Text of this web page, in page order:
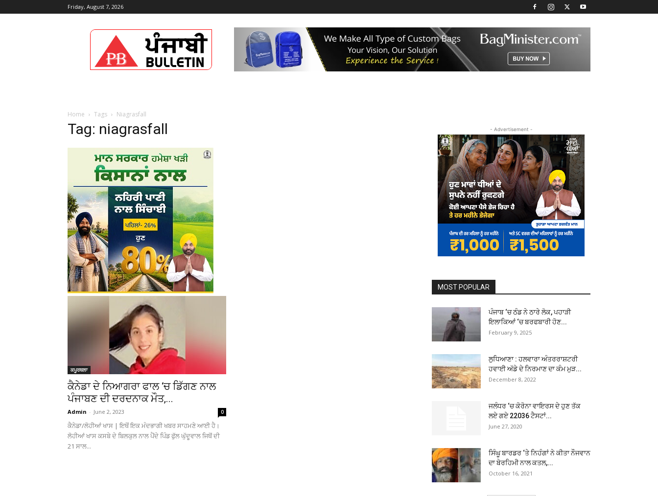
Friday, August 7, 2026
Punjabi
Bulletin
Home Tags Niagrasfall
Tag: niagrasfall
ਕਪੂਰਥਲਾ
ਕੈਨੇਡਾ ਦੇ ਨਿਆਗਰਾ ਫਾਲ ‘ਚ ਡਿੱਗਣ ਨਾਲ
ਪੰਜਾਬਣ ਦੀ ਦਰਦਨਾਕ ਮੌਤ,...
Admin - June 2, 2023 0
ਕੈਨੇਡਾ/ਲੋਹੀਆਂ ਖਾਸ | ਇਥੋਂ ਇਕ ਮੰਦਭਾਗੀ ਖਬਰ ਸਾਹਮਣੇ ਆਈ ਹੈ।
ਲੋਹੀਆਂ ਖਾਸ ਕਸਬੇ ਦੇ ਬਿਲਕੁਲ ਨਾਲ ਪੈਂਦੇ ਪਿੰਡ ਫੁੱਲ ਘੁੱਦੂਵਾਲ ਜਿਥੋਂ ਦੀ
21 ਸਾਲ...
- Advertisement -
MOST POPULAR
ਪੰਜਾਬ ‘ਚ ਠੰਡ ਨੇ ਠਾਰੇ ਲੋਕ, ਪਹਾੜੀ
ਇਲਾਕਿਆਂ ‘ਚ ਬਰਫਬਾਰੀ ਹੋਣ...
February 9, 2025
ਲੁਧਿਆਣਾ : ਹਲਵਾਰਾ ਅੰਤਰਰਾਸ਼ਟਰੀ
ਹਵਾਈ ਅੱਡੇ ਦੇ ਨਿਰਮਾਣ ਦਾ ਕੰਮ ਮੁੜ...
December 8, 2022
ਜਲੰਧਰ ‘ਚ ਕੋਰੋਨਾ ਵਾਇਰਸ ਦੇ ਹੁਣ ਤੱਕ
ਲਏ ਗਏ 22036 ਟੈਸਟਾਂ...
June 27, 2020
ਸਿੰਘੂ ਬਾਰਡਰ ‘ਤੇ ਨਿਹੰਗਾਂ ਨੇ ਕੀਤਾ ਨੌਜਵਾਨ
ਦਾ ਬੇਰਹਿਮੀ ਨਾਲ ਕਤਲ,...
October 16, 2021